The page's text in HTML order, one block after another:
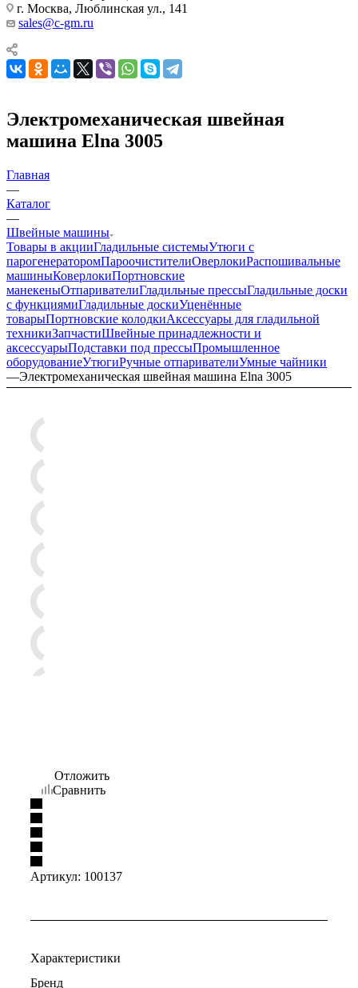
г. Москва, Люблинская ул., 141
sales@c-gm.ru
Электромеханическая швейная
машина Elna 3005
Главная
—
Каталог
—
Швейные машины
Товары в акцииГладильные системыУтюги с
парогенераторомПароочистителиОверлокиРаспошивальные
машиныКоверлокиПортновские
манекеныОтпаривателиГладильные прессыГладильные доски
с функциямиГладильные доскиУценённые
товарыПортновские колодкиАксессуары для гладильной
техникиЗапчастиШвейные принадлежности и
аксессуарыПодставки под прессыПромышленное
оборудованиеУтюгиРучные отпаривателиУмные чайники
—Электромеханическая швейная машина Elna 3005
Отложить
Сравнить
Артикул: 100137
Характеристики
Бренд